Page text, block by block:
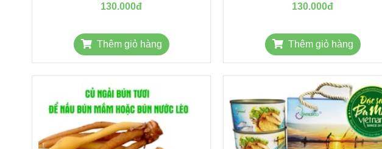
130.000đ
Thêm giỏ hàng
130.000đ
Thêm giỏ hàng